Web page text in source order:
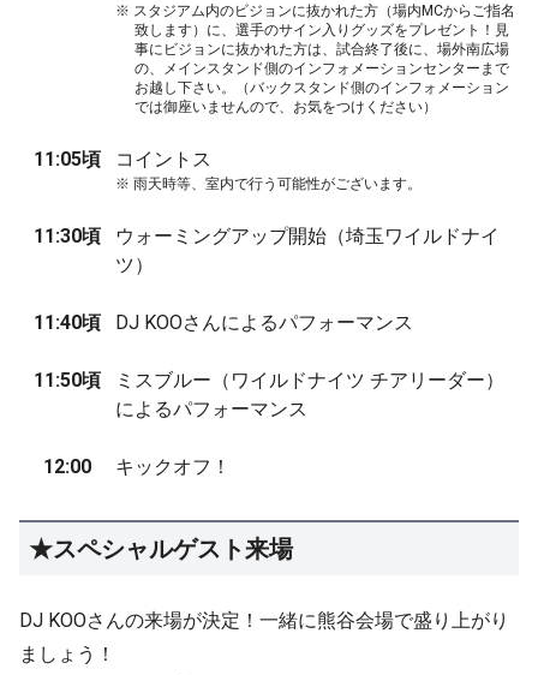
※ スタジアム内のビジョンに抜かれた方（場内MCからご指名
致します）に、選手のサイン入りグッズをプレゼント！見
事にビジョンに抜かれた方は、試合終了後に、場外南広場
の、メインスタンド側のインフォメーションセンターまで
お越し下さい。（バックスタンド側のインフォメーション
では御座いませんので、お気をつけください）
11:05頃 コイントス
※ 雨天時等、室内で行う可能性がございます。
11:30頃
ウォーミングアップ開始（埼玉ワイルドナイ
ツ）
11:40頃 DJ KOOさんによるパフォーマンス
11:50頃
ミスブルー（ワイルドナイツ チアリーダー）
によるパフォーマンス
12:00 キックオフ！
★スペシャルゲスト来場
DJ KOOさんの来場が決定！一緒に熊谷会場で盛り上がり
ましょう！